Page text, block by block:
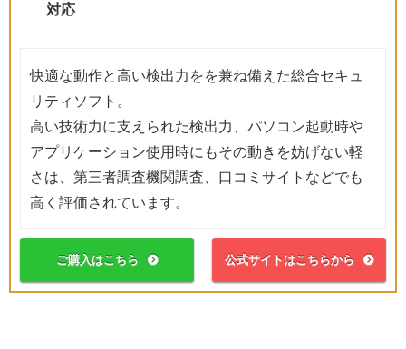
対応
快適な動作と高い検出力をを兼ね備えた総合セキュ
リティソフト。
高い技術力に支えられた検出力、パソコン起動時や
アプリケーション使用時にもその動きを妨げない軽
さは、第三者調査機関調査、口コミサイトなどでも
高く評価されています。
ご購入はこちら 公式サイトはこちらから